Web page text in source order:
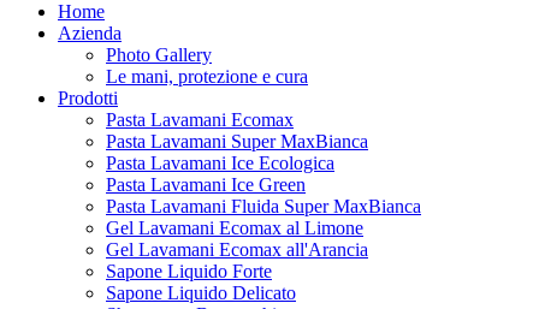
Home
Azienda
Photo Gallery
Le mani, protezione e cura
Prodotti
Pasta Lavamani Ecomax
Pasta Lavamani Super MaxBianca
Pasta Lavamani Ice Ecologica
Pasta Lavamani Ice Green
Pasta Lavamani Fluida Super MaxBianca
Gel Lavamani Ecomax al Limone
Gel Lavamani Ecomax all'Arancia
Sapone Liquido Forte
Sapone Liquido Delicato